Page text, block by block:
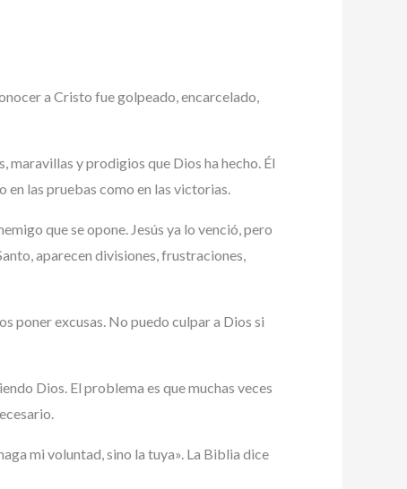
a Cristo fue golpeado, encarcelado,
maravillas y prodigios que Dios ha hecho. Él
las pruebas como en las victorias.
que se opone. Jesús ya lo venció, pero
aparecen divisiones, frustraciones,
poner excusas. No puedo culpar a Dios si
Dios. El problema es que muchas veces
mi voluntad, sino la tuya». La Biblia dice